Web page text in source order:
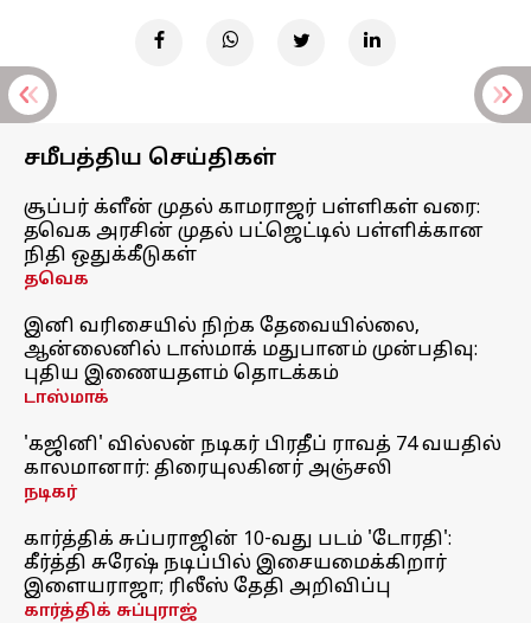
சமீபத்திய செய்திகள்
சூப்பர் க்ளீன் முதல் காமராஜர் பள்ளிகள் வரை:
தவெக அரசின் முதல் பட்ஜெட்டில் பள்ளிக்கான
நிதி ஒதுக்கீடுகள்
தவெக
இனி வரிசையில் நிற்க தேவையில்லை,
ஆன்லைனில் டாஸ்மாக் மதுபானம் முன்பதிவு:
புதிய இணையதளம் தொடக்கம்
டாஸ்மாக்
'கஜினி' வில்லன் நடிகர் பிரதீப் ராவத் 74 வயதில்
காலமானார்: திரையுலகினர் அஞ்சலி
நடிகர்
கார்த்திக் சுப்பராஜின் 10-வது படம் 'டோரதி':
கீர்த்தி சுரேஷ் நடிப்பில் இசையமைக்கிறார்
இளையராஜா; ரிலீஸ் தேதி அறிவிப்பு
கார்த்திக் சுப்புராஜ்